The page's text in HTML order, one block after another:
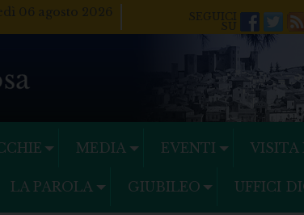
06 agosto 2026
MEDIA EVENTI VISITA
LA PAROLA GIUBILEO UFFICI